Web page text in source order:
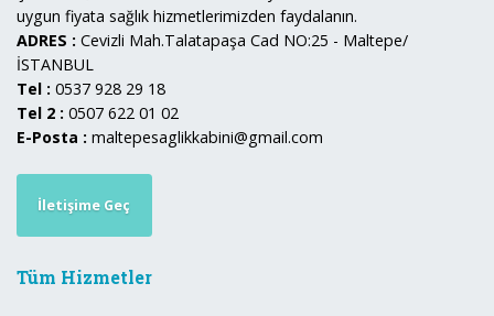
uygun fiyata sağlık hizmetlerimizden faydalanın.
ADRES : Cevizli Mah.Talatapaşa Cad NO:25 - Maltepe/
İSTANBUL
Tel : 0537 928 29 18
Tel 2 : 0507 622 01 02
E-Posta : maltepesaglikkabini@gmail.com
İletişime Geç
Tüm Hizmetler